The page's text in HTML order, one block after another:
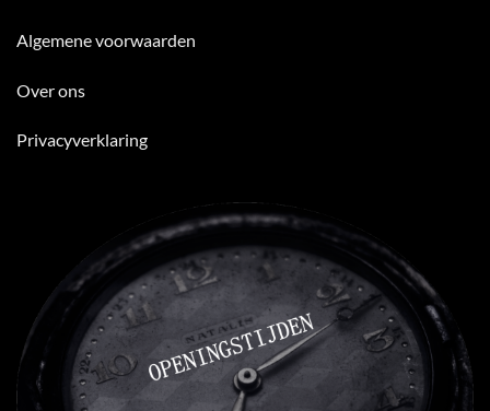
Algemene voorwaarden
Over ons
Privacyverklaring